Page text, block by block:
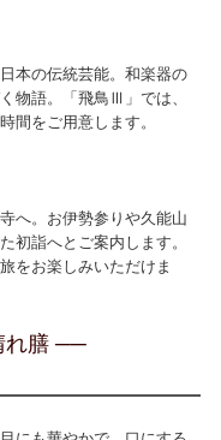
本の伝統芸能。和楽器の
物語。「飛鳥Ⅲ」では、
間をご用意します。
へ。お伊勢参りや久能山
初詣へとご案内します。
をお楽しみいただけま
れ膳 ──